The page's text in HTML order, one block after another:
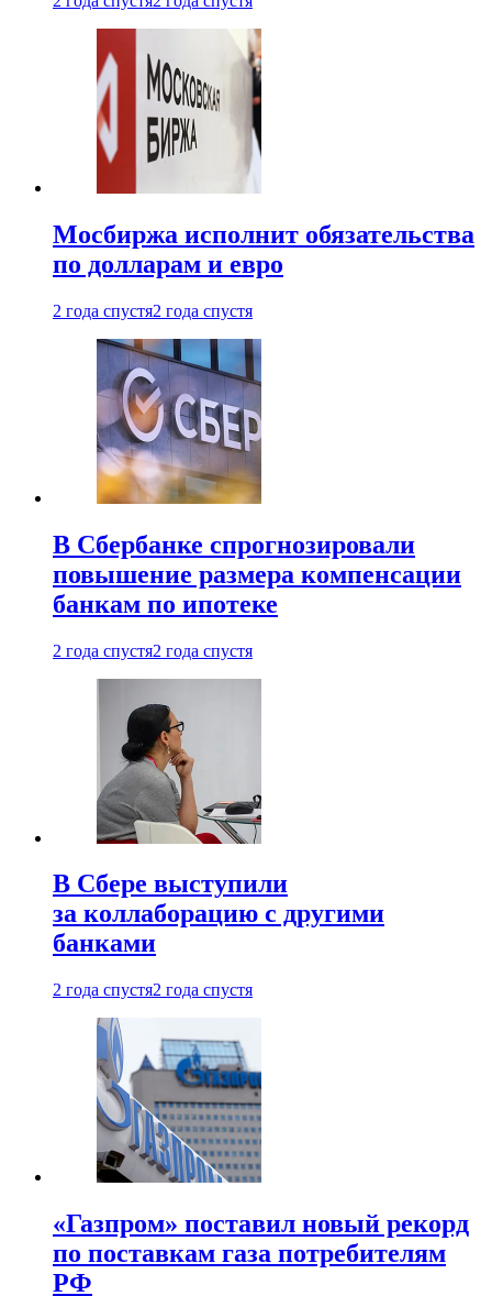
Мосбиржа исполнит обязательства
по долларам и евро
2 года спустя2 года спустя
В Сбербанке спрогнозировали
повышение размера компенсации
банкам по ипотеке
2 года спустя2 года спустя
В Сбере выступили
за коллаборацию с другими
банками
2 года спустя2 года спустя
«Газпром» поставил новый рекорд
по поставкам газа потребителям
РФ